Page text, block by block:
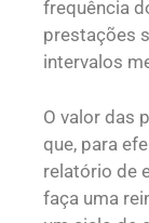
frequência
prestações
intervalos
O valor das
que, para
relatório de
faça uma